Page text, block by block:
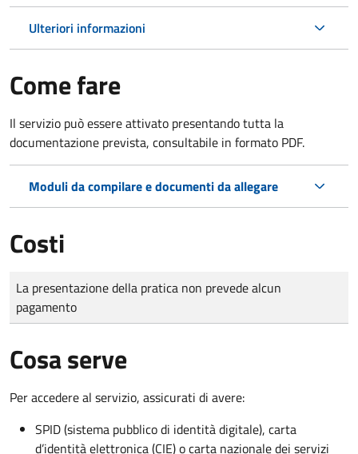
Ulteriori informazioni
Come fare
Il servizio può essere attivato presentando tutta la
documentazione prevista, consultabile in formato PDF.
Moduli da compilare e documenti da allegare
Costi
Tipo di pagamento
Importo
La presentazione della pratica non prevede alcun
pagamento
Cosa serve
Per accedere al servizio, assicurati di avere:
SPID (sistema pubblico di identità digitale), carta
d’identità elettronica (CIE) o carta nazionale dei servizi